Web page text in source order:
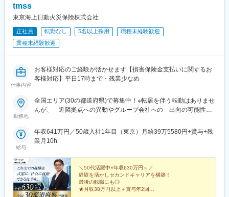
tmss
東京海上日動火災保険株式会社
正社員 転勤なし 5名以上採用
職種未経験歓迎
業種未経験歓迎
仕事内容
お客様対応のご経験が活かせます【損害保険金支払いに関するお
客様対応】平日17時まで・残業少なめ
勤務地
全国エリア(30の都道府県)で募集中！※転居を伴う転勤はありませ
んが、 近隣拠点への異動やグループ会社への 出向の可能性は
市、北見市・宮城：仙台市・福島：郡山市、いわき市<関東・甲信
越>・茨城：水戸市・栃木：宇都宮市・群馬：前橋市、高崎市・埼
玉：さいたま市、熊谷市・東京：千代田区、豊島区、墨田区・神
阜市・静岡：浜松市、静岡市・愛知：名古屋市、豊橋市、刈谷
市 <関西>・滋賀：大津市・京都：京都市、福知山市・兵庫：神
戸市＜中国・四国＞・島根：松江市・岡山：岡山市・広島：福山
市・山口：山口市・徳島：徳島市・香川：高松市・愛媛：松山市
給与
年収641万円／50歳入社1年目（東京）月給39万5580円+賞与+残
業月10h
＼50代活躍中×年収630万円～／
経験を活かしセカンドキャリアを構築！
最後の転職にも◎
★月収38万円以上＋賞与年2回